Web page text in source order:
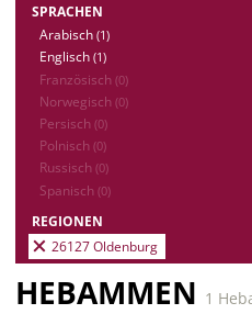
SPRACHEN
Arabisch (1)
Englisch (1)
Französisch (0)
Norwegisch (0)
Persisch (0)
Polnisch (0)
Russisch (0)
Spanisch (0)
REGIONEN
26127 Oldenburg
HEBAMMEN 1